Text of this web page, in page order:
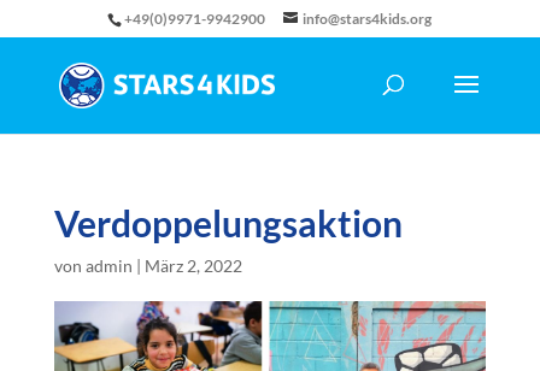
+49(0)9971-9942900 info@stars4kids.org
Verdoppelungsaktion
von admin | März 2, 2022